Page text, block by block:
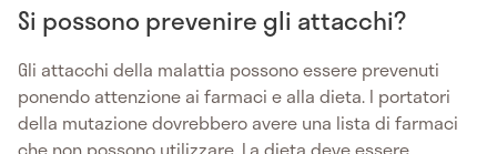
Si possono prevenire gli attacchi?
Gli attacchi della malattia possono essere prevenuti
ponendo attenzione ai farmaci e alla dieta. I portatori
della mutazione dovrebbero avere una lista di farmaci